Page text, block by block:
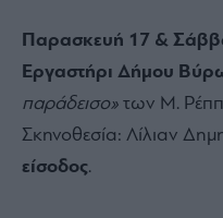
Παρασκευή 17 &
Εργαστήρι Δήμου
παράδεισο» των Μ.
Σκηνοθεσία: Λίλιαν
είσοδος.